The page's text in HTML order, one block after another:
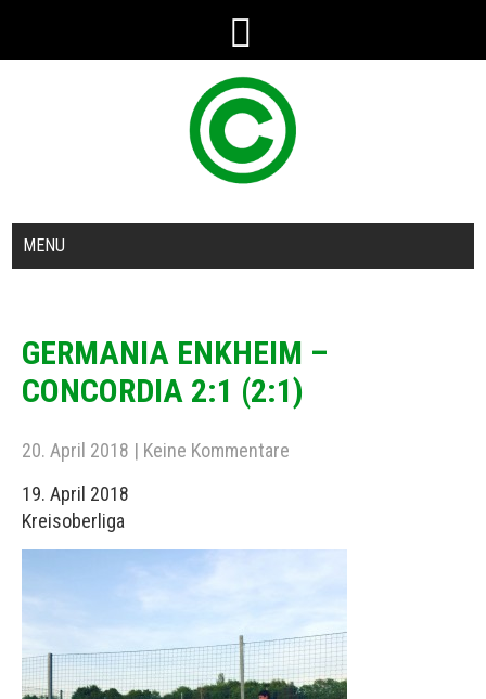
MENU
GERMANIA ENKHEIM –
CONCORDIA 2:1 (2:1)
20. April 2018 | Keine Kommentare
19. April 2018
Kreisoberliga